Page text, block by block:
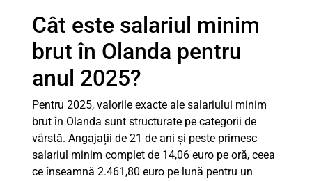
Cât este salariul minim
brut în Olanda pentru
anul 2025?
Pentru 2025, valorile exacte ale salariului minim
brut în Olanda sunt structurate pe categorii de
vârstă. Angajații de 21 de ani și peste primesc
salariul minim complet de 14,06 euro pe oră, ceea
ce înseamnă 2.461,80 euro pe lună pentru un